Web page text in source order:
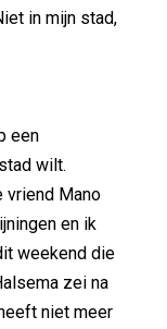
in mijn stad,
een
wilt.
vriend Mano
en ik
weekend die
zei na
niet meer